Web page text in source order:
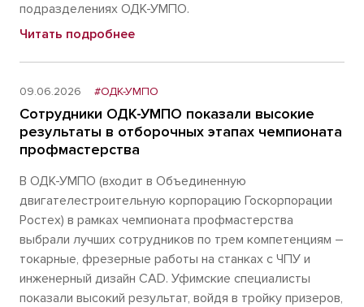
подразделениях ОДК-УМПО.
Читать подробнее
09.06.2026 #ОДК-УМПО
Сотрудники ОДК-УМПО показали высокие
результаты в отборочных этапах чемпионата
профмастерства
В ОДК-УМПО (входит в Объединенную
двигателестроительную корпорацию Госкорпорации
Ростех) в рамках чемпионата профмастерства
выбрали лучших сотрудников по трем компетенциям –
токарные, фрезерные работы на станках с ЧПУ и
инженерный дизайн CAD. Уфимские специалисты
показали высокий результат, войдя в тройку призеров,